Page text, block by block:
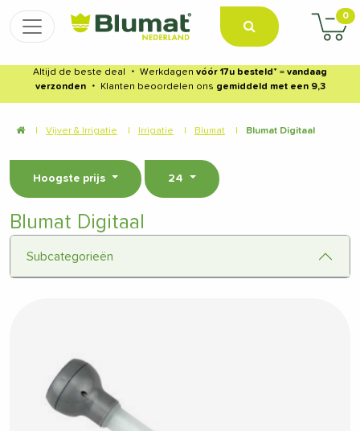
0
Altijd de beste deal ・ Werkdagen vóór 17u besteld* = vandaag
verzonden
・ Klanten beoordelen ons gemiddeld met een 9,3
Vijver & Irrigatie Irrigatie Blumat Blumat Digitaal
Hoogste prijs 24
Blumat Digitaal
Subcategorieën